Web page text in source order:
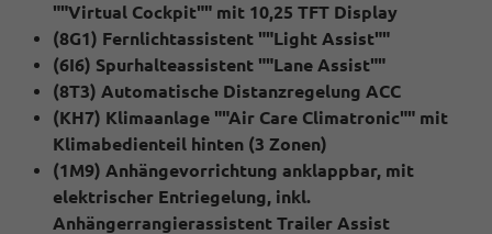
""Virtual Cockpit"" mit 10,25 TFT Display
(8G1) Fernlichtassistent ""Light Assist""
(6I6) Spurhalteassistent ""Lane Assist""
(8T3) Automatische Distanzregelung ACC
(KH7) Klimaanlage ""Air Care Climatronic"" mit
Klimabedienteil hinten (3 Zonen)
(1M9) Anhängevorrichtung anklappbar, mit
elektrischer Entriegelung, inkl.
Anhängerrangierassistent Trailer Assist